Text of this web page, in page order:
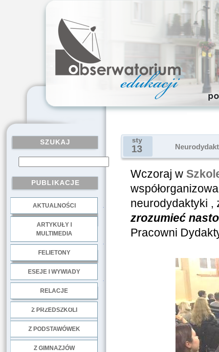
SZUKAJ
PUBLIKACJE
AKTUALNOŚCI
ARTYKUŁY I
MULTIMEDIA
FELIETONY
ESEJE I WYWIADY
RELACJE
Z PRZEDSZKOLI
Z PODSTAWÓWEK
Z GIMNAZJÓW
sty
13
Wczoraj w
neurodydaktyki ,
zrozumieć
Pracowni